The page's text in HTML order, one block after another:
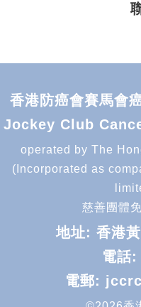
香港防癌會賽馬會
Jockey Club
operated by The
(Incorporated as
慈善團體
地址: 香港
電話:
電郵: